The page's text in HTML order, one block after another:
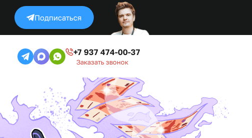
Подписаться
+7 937 474-00-37
Заказать звонок